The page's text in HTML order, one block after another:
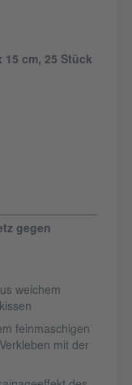
15 cm, 25 Stück
gegen
weichem
feinmaschigen
mit der